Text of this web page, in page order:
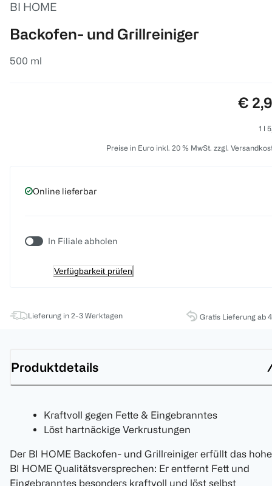
BI HOME
Backofen- und Grillreiniger
500 ml
€
1 l
Preise in Euro inkl. 20 % MwSt. zzgl.
Online lieferbar
In Filiale abholen
Verfügbarkeit prüfen
Lieferung in 2-3 Werktagen Gratis Lieferung ab
Produktdetails
Kraftvoll gegen Fette & Eingebranntes
Löst hartnäckige Verkrustungen
Der BI HOME Backofen- und Grillreiniger erfüllt das hohe
BI HOME Qualitätsversprechen: Er entfernt Fett und
Eingebranntes besonders kraftvoll und löst selbst